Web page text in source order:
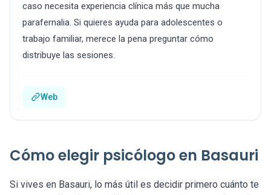
caso necesita experiencia clínica más que mucha
parafernalia. Si quieres ayuda para adolescentes o
trabajo familiar, merece la pena preguntar cómo
distribuye las sesiones.
Web
Cómo elegir psicólogo en Basauri
Si vives en Basauri, lo más útil es decidir primero cuánto te